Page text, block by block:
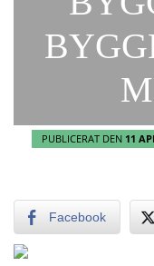
PUBLICERAT DEN 11
Facebook